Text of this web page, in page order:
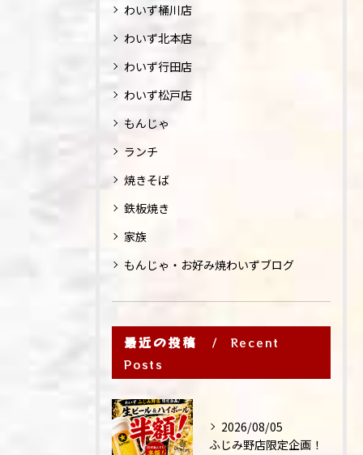
わいず桶川店
わいず北本店
わいず行田店
わいず松戸店
もんじゃ
ランチ
焼きそば
鉄板焼き
家族
もんじゃ・お好み焼わいずブログ
最近の投稿
Recent
Posts
2026/08/05
ふじみ野店限定企画！